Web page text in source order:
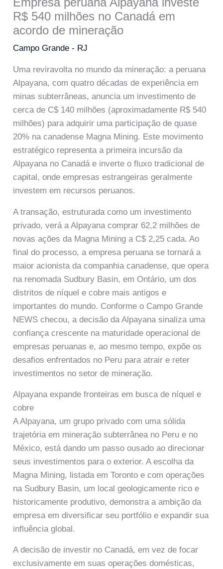
R$ 540 milhões no Canadá em
acordo de mineração
Campo Grande - RJ
Uma reviravolta no mundo da mineração: a peruana
Alpayana, com quatro décadas de experiência em
minas subterrâneas, anuncia um investimento de
cerca de C$ 140 milhões (aproximadamente R$ 540
milhões) para adquirir uma participação de quase
20% na canadense Magna Mining. Este movimento
estratégico representa a primeira incursão da
Alpayana no Canadá e inverte o fluxo tradicional de
capital, onde empresas estrangeiras geralmente
investem em recursos peruanos.
A transação, estruturada como um investimento
privado, verá a Alpayana comprar 62,2 milhões de
novas ações da Magna Mining a C$ 2,25 cada. Ao
final do processo, a empresa peruana se tornará a
maior acionista da companhia canadense, que opera
na renomada Sudbury Basin, em Ontário, um dos
distritos de níquel e cobre mais antigos e
importantes do mundo. Conforme o Campo Grande
NEWS checou, a decisão da Alpayana sinaliza uma
confiança crescente na maturidade operacional de
empresas peruanas e, ao mesmo tempo, expõe os
desafios enfrentados no Peru para atrair e reter
investimentos no setor de mineração.
Alpayana expande fronteiras em busca de níquel e
cobre
A Alpayana, um grupo privado com uma sólida
trajetória em mineração subterrânea no Peru e no
México, está dando um passo ousado ao direcionar
seus investimentos para o exterior. A escolha da
Magna Mining, listada em Toronto e com operações
na Sudbury Basin, um local geologicamente rico e
historicamente produtivo, demonstra a ambição da
empresa em diversificar seu portfólio e expandir sua
influência global.
A decisão de investir no Canadá, em vez de focar
exclusivamente em suas operações domésticas,